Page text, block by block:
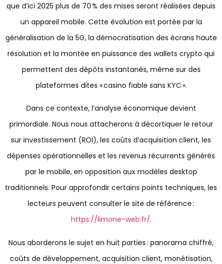
que d’ici 2025 plus de 70 % des mises seront réalisées depuis
un appareil mobile. Cette évolution est portée par la
généralisation de la 5G, la démocratisation des écrans haute
résolution et la montée en puissance des wallets crypto qui
permettent des dépôts instantanés, même sur des
plateformes dites « casino fiable sans KYC ».
Dans ce contexte, l’analyse économique devient
primordiale. Nous nous attacherons à décortiquer le retour
sur investissement (ROI), les coûts d’acquisition client, les
dépenses opérationnelles et les revenus récurrents générés
par le mobile, en opposition aux modèles desktop
traditionnels. Pour approfondir certains points techniques, les
lecteurs peuvent consulter le site de référence :
https://limone-web.fr/.
Nous aborderons le sujet en huit parties : panorama chiffré,
coûts de développement, acquisition client, monétisation,